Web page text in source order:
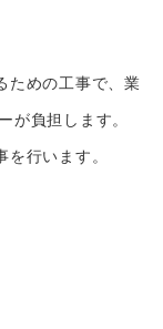
ための工事で、業
が負担します。
行います。